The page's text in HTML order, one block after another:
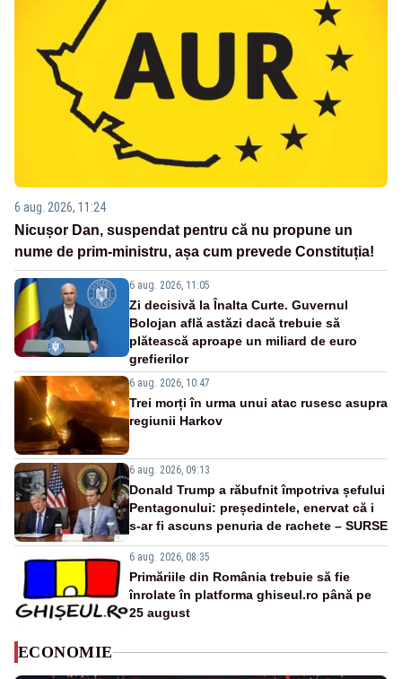
6 aug. 2026, 11:24
Nicușor Dan, suspendat pentru că nu propune un
nume de prim-ministru, așa cum prevede Constituția!
6 aug. 2026, 11:05
Zi decisivă la Înalta Curte. Guvernul
Bolojan află astăzi dacă trebuie să
plătească aproape un miliard de euro
grefierilor
6 aug. 2026, 10:47
Trei morți în urma unui atac rusesc asupra
regiunii Harkov
6 aug. 2026, 09:13
Donald Trump a răbufnit împotriva șefului
Pentagonului: președintele, enervat că i
s-ar fi ascuns penuria de rachete – SURSE
6 aug. 2026, 08:35
Primăriile din România trebuie să fie
înrolate în platforma ghiseul.ro până pe
25 august
ECONOMIE